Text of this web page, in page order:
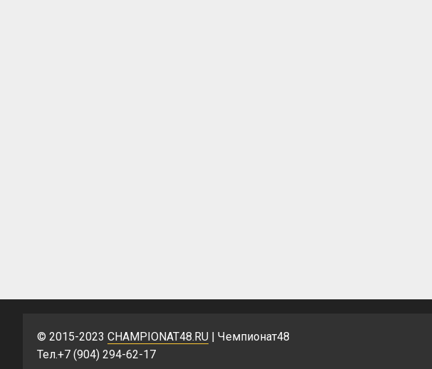
© 2015-2023 CHAMPIONAT48.RU | Чемпионат48
Тел.+7 (904) 294-62-17